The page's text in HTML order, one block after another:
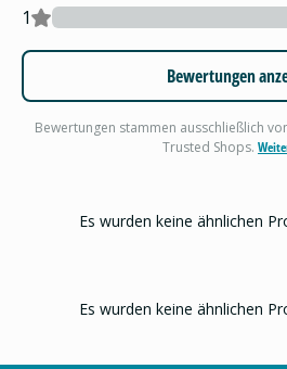
1
Bewertungen
Bewertungen stammen ausschließlich
Trusted Shops.
Es wurden keine ähnlichen
Es wurden keine ähnlichen